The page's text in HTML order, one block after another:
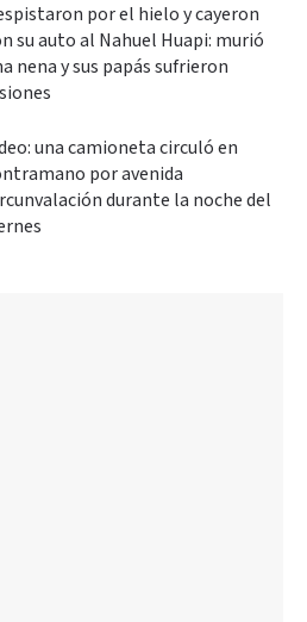
por el hielo y cayeron
su auto al Nahuel Huapi: murió
nena y sus papás sufrieron
una camioneta circuló en
por avenida
durante la noche del